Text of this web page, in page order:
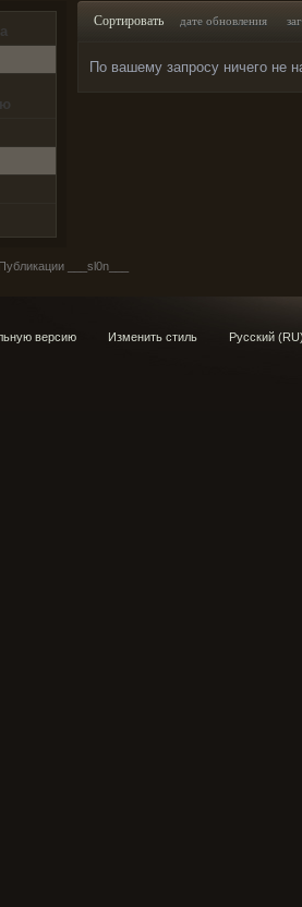
Сортировать дате обновления
По вашему запросу ничего не
Публикации ___sl0n___
версию Изменить стиль Русский